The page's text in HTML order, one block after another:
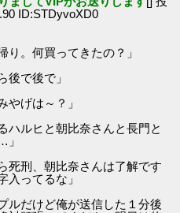
ID:STDyvoXD0
り。何買ってきたの？」
後で後で」
やげは～？」
ハルヒと朝比奈さんと長門と
」
死刑、朝比奈さんは了解です
入ってるな」
ルだけど俺が送信した１分後